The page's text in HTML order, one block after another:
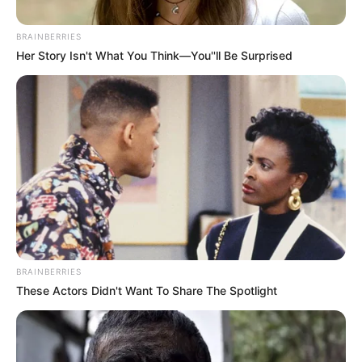
FCV
Procedimiento de implante de corazón artificial en el HIC
Por: Juan David Quijano Castillo
Julio 17, 2025
BRAINBERRIES
Her Story Isn't What You Think—You''ll Be Surprised
BRAINBERRIES
These Actors Didn't Want To Share The Spotlight